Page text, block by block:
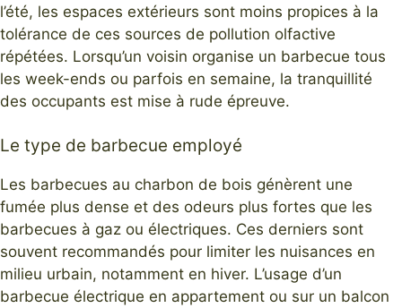
l’été, les espaces extérieurs sont moins propices à la
tolérance de ces sources de pollution olfactive
répétées. Lorsqu’un voisin organise un barbecue tous
les week-ends ou parfois en semaine, la tranquillité
des occupants est mise à rude épreuve.
Le type de barbecue employé
Les barbecues au charbon de bois génèrent une
fumée plus dense et des odeurs plus fortes que les
barbecues à gaz ou électriques. Ces derniers sont
souvent recommandés pour limiter les nuisances en
milieu urbain, notamment en hiver. L’usage d’un
barbecue électrique en appartement ou sur un balcon